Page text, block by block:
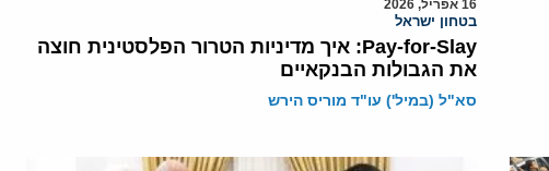
16 אפריל, 2026
בטחון ישראל
Pay-for-Slay: איך מדיניות הטרור הפלסטינית חוצה
את הגבולות הבנקאיים
סא"ל (במיל') עו"ד מוריס הירש